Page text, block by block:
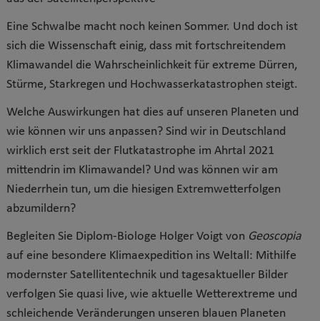
Eine Schwalbe macht noch keinen Sommer. Und doch ist
sich die Wissenschaft einig, dass mit fortschreitendem
Klimawandel die Wahrscheinlichkeit für extreme Dürren,
Stürme, Starkregen und Hochwasserkatastrophen steigt.
Welche Auswirkungen hat dies auf unseren Planeten und
wie können wir uns anpassen? Sind wir in Deutschland
wirklich erst seit der Flutkatastrophe im Ahrtal 2021
mittendrin im Klimawandel? Und was können wir am
Niederrhein tun, um die hiesigen Extremwetterfolgen
abzumildern?
Begleiten Sie Diplom-Biologe Holger Voigt von Geoscopia
auf eine besondere Klimaexpedition ins Weltall: Mithilfe
modernster Satellitentechnik und tagesaktueller Bilder
verfolgen Sie quasi live, wie aktuelle Wetterextreme und
schleichende Veränderungen unseren blauen Planeten